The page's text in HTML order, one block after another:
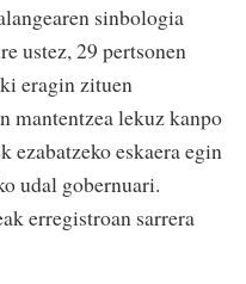
sinbologia
ustez, 29 pertsonen
eragin zituen
mantentzea lekuz kanpo
eskaera egin
udal gobernuari.
erregistroan sarrera